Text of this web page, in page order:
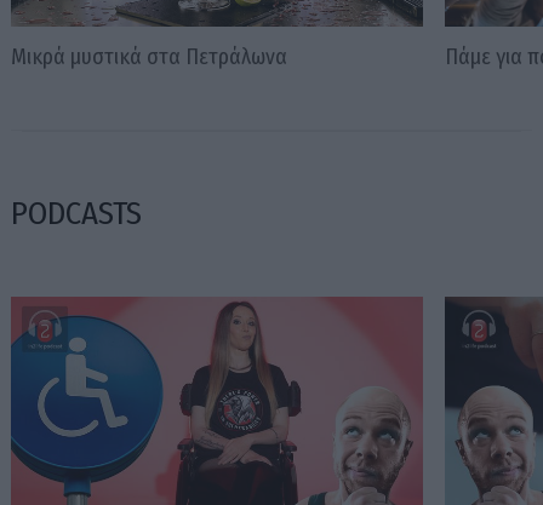
Μικρά μυστικά στα Πετράλωνα Πάμε για
PODCASTS